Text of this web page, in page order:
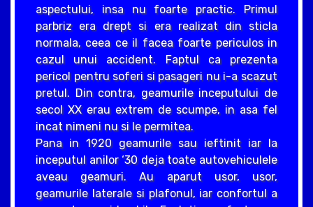
aspectului, insa nu foarte practic. Primul
parbriz era drept si era realizat din sticla
normala, ceea ce il facea foarte periculos in
cazul unui accident. Faptul ca prezenta
pericol pentru soferi si pasageri nu i-a scazut
pretul. Din contra, geamurile inceputului de
secol XX erau extrem de scumpe, in asa fel
incat nimeni nu si le permitea.
Pana in 1920 geamurile sau ieftinit iar la
inceputul anilor ‘30 deja toate autovehiculele
aveau geamuri. Au aparut usor, usor,
geamurile laterale si plafonul, iar confortul a